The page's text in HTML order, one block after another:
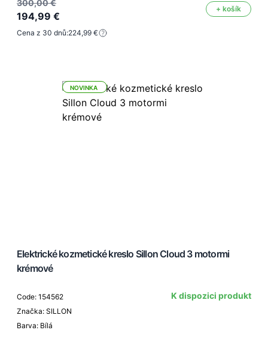
300,00 €
194,99 €
+ košík
Cena z 30 dnů:224,99 €
NOVINKA
Elektrické kozmetické kreslo Sillon Cloud 3 motormi
krémové
Code: 154562
Značka: SILLON
Barva: Bílá
K dispozici produkt